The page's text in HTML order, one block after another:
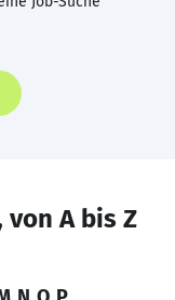
von A bis Z